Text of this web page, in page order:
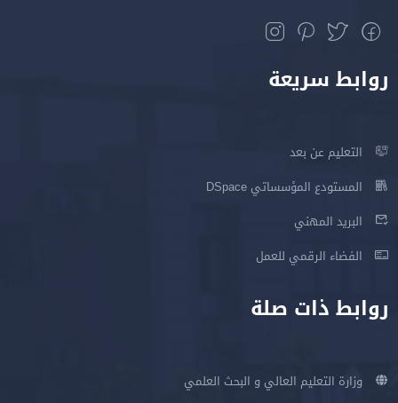
روابط سريعة
التعليم عن بعد
المستودع المؤسساتي DSpace
البريد المهني
الفضاء الرقمي للعمل
روابط ذات صلة
وزارة التعليم العالي و البحث العلمي